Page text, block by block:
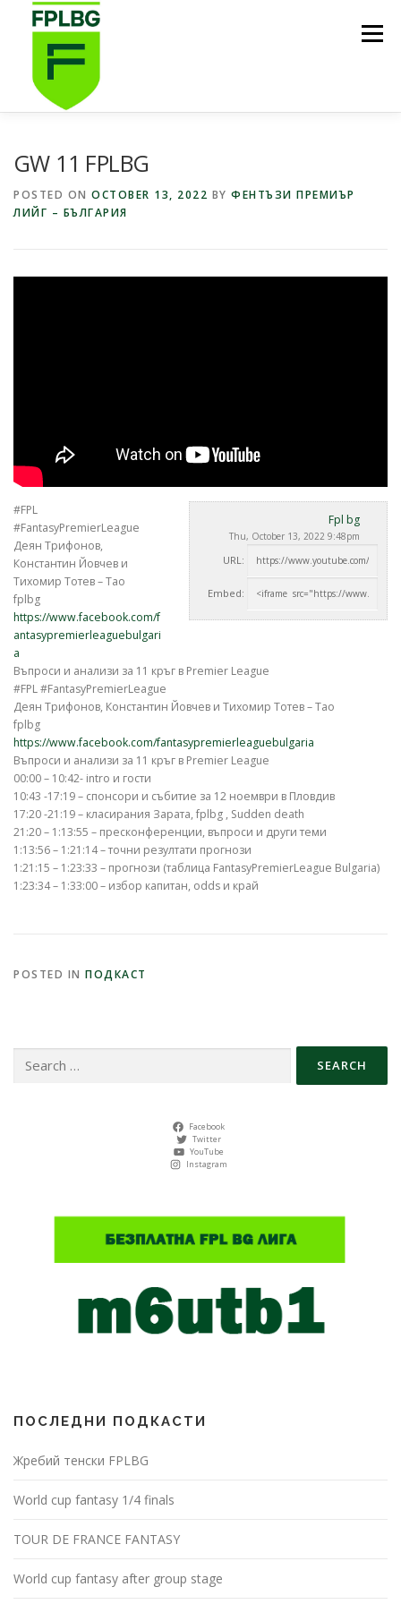
Menu
ФУТБОЛНА СТИПЕНДИЯ FPL BG
GW 11 FPLBG
POSTED ON OCTOBER 13, 2022 BY ФЕНТЪЗИ ПРЕМИЪР
ЛИЙГ – БЪЛГАРИЯ
Fpl bg
Thu, October 13, 2022 9:48pm
URL:
Embed:
#FPL
#FantasyPremierLeague
Деян Трифонов,
Константин Йовчев и
Тихомир Тотев – Тао
fplbg
https://www.facebook.com/f
antasypremierleaguebulgari
a
Въпроси и анализи за 11 кръг в Premier League
#FPL #FantasyPremierLeague
Деян Трифонов, Константин Йовчев и Тихомир Тотев – Тао
fplbg
https://www.facebook.com/fantasypremierleaguebulgaria
Въпроси и анализи за 11 кръг в Premier League
00:00 – 10:42- intro и гости
10:43 -17:19 – спонсори и събитие за 12 ноември в Пловдив
17:20 -21:19 – класирания Зарата, fplbg , Sudden death
21:20 – 1:13:55 – пресконференции, въпроси и други теми
1:13:56 – 1:21:14 – точни резултати прогнози
1:21:15 – 1:23:33 – прогнози (таблица FantasyPremierLeague Bulgaria)
1:23:34 – 1:33:00 – избор капитан, odds и край
POSTED IN ПОДКАСТ
for:
Facebook
Twitter
YouTube
Instagram
ПОСЛЕДНИ ПОДКАСТИ
Жребий тенски FPLBG
World cup fantasy 1/4 finals
TOUR DE FRANCE FANTASY
World cup fantasy after group stage